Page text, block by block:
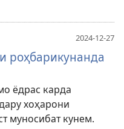
2024-12-27
роҳбарикунанда
ёдрас карда
хоҳарони
муносибат кунем.